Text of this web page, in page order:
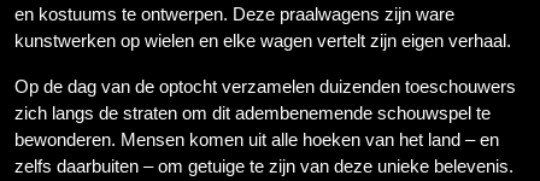
en kostuums te ontwerpen. Deze praalwagens zijn ware
kunstwerken op wielen en elke wagen vertelt zijn eigen verhaal.
Op de dag van de optocht verzamelen duizenden toeschouwers
zich langs de straten om dit adembenemende schouwspel te
bewonderen. Mensen komen uit alle hoeken van het land – en
zelfs daarbuiten – om getuige te zijn van deze unieke belevenis.